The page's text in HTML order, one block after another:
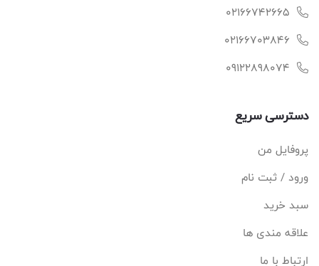
02166742665
02166703846
09122898074
دسترسی سریع
پروفایل من
ورود / ثبت نام
سبد خرید
علاقه مندی ها
ارتباط با ما